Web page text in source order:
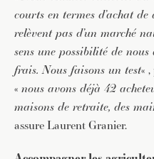
courts en termes d’achat
relèvent pas d’un marché
sens une possibilité de
frais. Nous faisons un test«
« nous avons déjà 42
maisons de retraite, des
assure Laurent Granier.